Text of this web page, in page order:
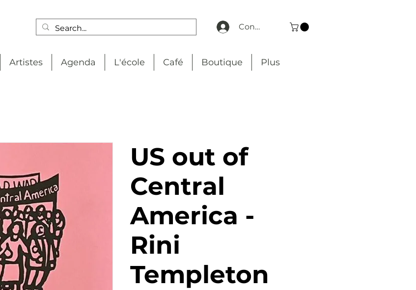
Connexion
Artistes Agenda L'école Café Boutique Plus
US out of
Central
America -
Rini
Templeton